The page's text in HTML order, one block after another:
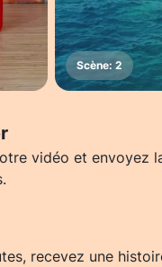
vidéo et envoyez
recevez une